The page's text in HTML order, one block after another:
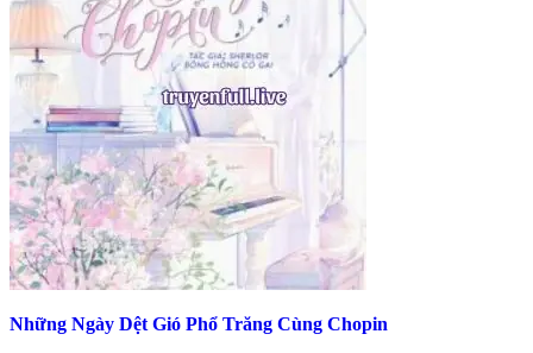
Những Ngày Dệt Gió Phổ Trăng Cùng Chopin